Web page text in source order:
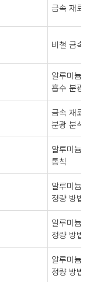
금속 재료
비철 금속
알루미늄
흡수 분광
금속 재료
분광 분석
알루미늄
통칙
알루미늄
정량 방법
알루미늄
정량 방법
알루미늄
정량 방법